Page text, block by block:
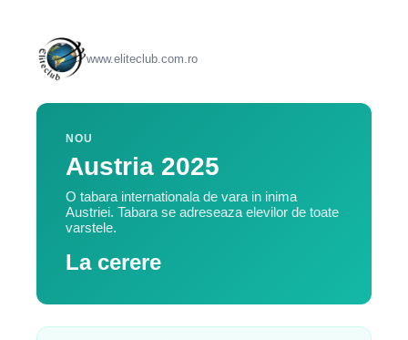
www.eliteclub.com.ro
NOU
Austria 2025
O tabara internationala de vara in inima
Austriei. Tabara se adreseaza elevilor de toate
varstele.
La cerere